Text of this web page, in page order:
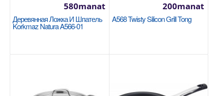
KORKMAZ
Деревянная Ложка И Шпатель
Korkmaz Natura A566-01
580manat
A568 Twisty Silicon Grill Tong
200manat